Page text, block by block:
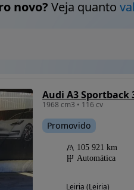
novo? Veja quanto
1968 cm3 • 116 cv
Promovido
105 921 km
Automática
Leiria (Leiria)